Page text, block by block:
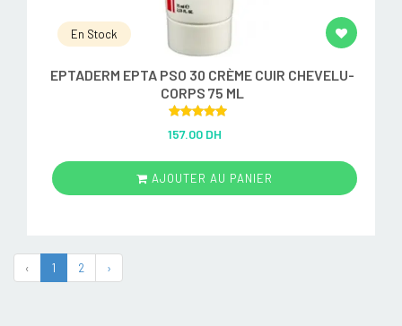
En Stock
EPTADERM EPTA PSO 30 CRÈME CUIR CHEVELU-
CORPS 75 ML
out of 5
157.00 DH
AJOUTER AU PANIER
‹ 1 2 ›